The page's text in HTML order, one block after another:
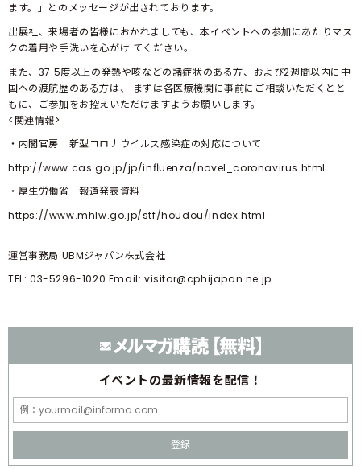
ます。」とのメッセージが出されております。
出展社、来場者の皆様におかれましても、本イベントへの参加にあたりマス
クの着用や手洗いを心がけ てください。
また、37.5度以上の発熱や咳などの諸症状のある方、および2週間以内に中
国への渡航歴のある方は、 まずは各医療機関に事前にご相談いただくとと
もに、ご参加をお控えいただけますようお願いします。
<関連情報>
・内閣官房 新型コロナウイルス感染症の対応について
http://www.cas.go.jp/jp/inﬂuenza/novel_coronavirus.html
・厚生労働省 報道発表資料
https://www.mhlw.go.jp/stf/houdou/index.html
運営事務局 UBMジャパン株式会社
TEL: 03-5296-1020 Email:visitor@cphijapan.ne.jp
イベントの最新情報を配信！
登録